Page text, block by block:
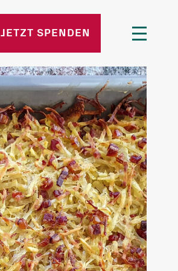
JETZT SPENDEN